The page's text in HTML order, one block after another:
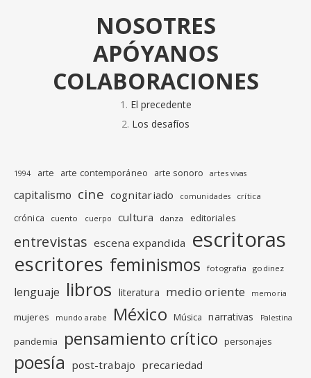
NOSOTRES
APÓYANOS
COLABORACIONES
El precedente
Los desafíos
1994 arte arte contemporáneo arte sonoro artes vivas
capitalismo cine cognitariado comunidades crítica
crónica cuento cuerpo cultura danza editoriales
entrevistas escena expandida escritoras
escritores feminismos fotografia godinez
lenguaje libros literatura medio oriente memoria
mujeres mundo arabe México Música narrativas Palestina
pandemia pensamiento crítico personajes
poesía post-trabajo precariedad